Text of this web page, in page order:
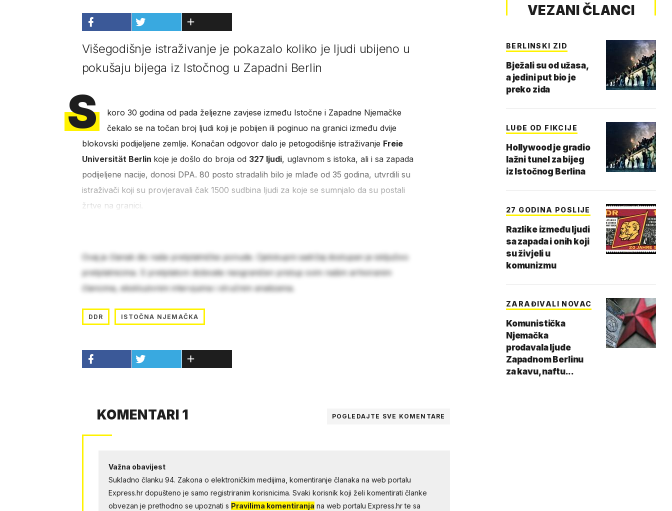
Višegodišnje istraživanje je pokazalo koliko je ljudi ubijeno u
pokušaju bijega iz Istočnog u Zapadni Berlin
S
koro 30 godina od pada željezne zavjese između Istočne i Zapadne Njemačke
čekalo se na točan broj ljudi koji je pobijen ili poginuo na granici između dvije
blokovski podijeljene zemlje. Konačan odgovor dalo je petogodišnje istraživanje Freie
Universität Berlin koje je došlo do broja od 327 ljudi, uglavnom s istoka, ali i sa zapada
podijeljene nacije, donosi DPA. 80 posto stradalih bilo je mlađe od 35 godina, utvrdili su
istraživači koji su provjeravali čak 1500 sudbina ljudi za koje se sumnjalo da su postali
žrtve na granici.
Ovaj je članak dio naše pretplatničke ponude. Cjelokupni sadržaj dostupan je isključivo
pretplatnicima. S pretplatom dobivate neograničen pristup svim našim arhiviranim
člancima, ekskluzivnim intervjuima i stručnim analizama.
DDR ISTOČNA NJEMAČKA
KOMENTARI 1 POGLEDAJTE SVE KOMENTARE
Važna obavijest
Sukladno članku 94. Zakona o elektroničkim medijima, komentiranje članaka na web portalu
Express.hr dopušteno je samo registriranim korisnicima. Svaki korisnik koji želi komentirati članke
obvezan je prethodno se upoznati s Pravilima komentiranja na web portalu Express.hr te sa
VEZANI ČLANCI
BERLINSKI ZID
Bježali su od užasa,
a jedini put bio je
preko zida
LUĐE OD FIKCIJE
Hollywood je gradio
lažni tunel za bijeg
iz Istočnog Berlina
27 GODINA POSLIJE
Razlike između ljudi
sa zapada i onih koji
su živjeli u
komunizmu
ZARAĐIVALI NOVAC
Komunistička
Njemačka
prodavala ljude
Zapadnom Berlinu
za kavu, naftu...